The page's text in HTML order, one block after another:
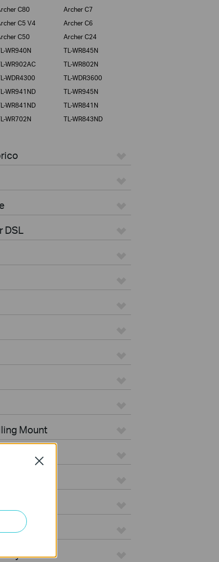
C80
Archer C7
C5 V4
Archer C6
C50
Archer C24
WR940N
TL-WR845N
WR902AC
TL-WR802N
WDR4300
TL-WDR3600
WR941ND
TL-WR945N
WR841ND
TL-WR841N
WR702N
TL-WR843ND
DSL
Mount
Close